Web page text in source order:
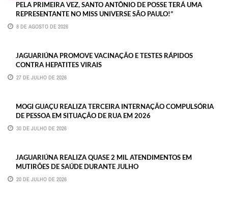
PELA PRIMEIRA VEZ, SANTO ANTÔNIO DE POSSE TERÁ UMA
REPRESENTANTE NO MISS UNIVERSE SÃO PAULO!”
8 DE AGOSTO DE 2026
JAGUARIÚNA PROMOVE VACINAÇÃO E TESTES RÁPIDOS
CONTRA HEPATITES VIRAIS
27 DE JULHO DE 2026
MOGI GUAÇU REALIZA TERCEIRA INTERNAÇÃO COMPULSÓRIA
DE PESSOA EM SITUAÇÃO DE RUA EM 2026
30 DE JULHO DE 2026
JAGUARIÚNA REALIZA QUASE 2 MIL ATENDIMENTOS EM
MUTIRÕES DE SAÚDE DURANTE JULHO
20 DE JULHO DE 2026